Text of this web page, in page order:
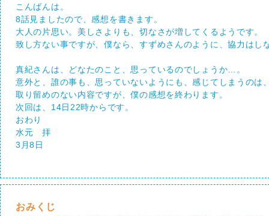
こんばんは。
8話見ましたので、感想を書きます。
大人の片思い。美しさよりも、切なさが増してくるようです。
致し方ない事ですが、僕なら、すずめさんのように、協力は
真紀さんは、どなたのこと、思っているのでしょうか…。
意外と、誰の事も、思っていないようにも、感じてしまうのは
取り留めのない内容ですが、僕の感想を終わります。
次回は、14日22時からです。
おわり
水元 拝
3月8日
おみくじ